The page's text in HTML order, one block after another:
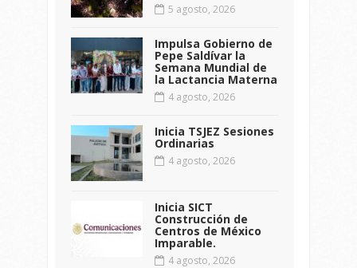
5 agosto, 2026
Impulsa Gobierno de
Pepe Saldívar la
Semana Mundial de
la Lactancia Materna
4 agosto, 2026
Inicia TSJEZ Sesiones
Ordinarias
4 agosto, 2026
Inicia SICT
Construcción de
Centros de México
Imparable.
4 agosto, 2026